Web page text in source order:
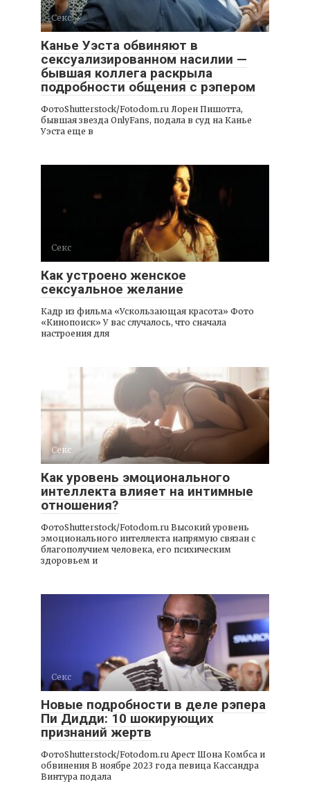
Секс
Канье Уэста обвиняют в
сексуализированном насилии —
бывшая коллега раскрыла
подробности общения с рэпером
ФотоShutterstock/Fotodom.ru Лорен Пишотта,
бывшая звезда OnlyFans, подала в суд на Канье
Уэста еще в
Секс
Как устроено женское
сексуальное желание
Кадр из фильма «Ускользающая красота» Фото
«Кинопоиск» У вас случалось, что сначала
настроения для
Секс
Как уровень эмоционального
интеллекта влияет на интимные
отношения?
ФотоShutterstock/Fotodom.ru Высокий уровень
эмоционального интеллекта напрямую связан с
благополучием человека, его психическим
здоровьем и
Секс
Новые подробности в деле рэпера
Пи Дидди: 10 шокирующих
признаний жертв
ФотоShutterstock/Fotodom.ru Арест Шона Комбса и
обвинения В ноябре 2023 года певица Кассандра
Винтура подала